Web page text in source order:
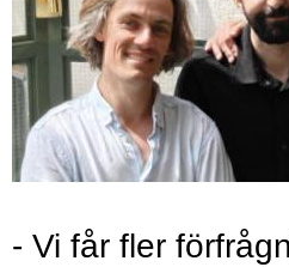
- Vi får fler